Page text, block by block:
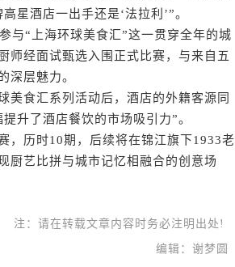
星酒店一出手还是‘法拉利’”。
“上海环球美食汇”这一贯穿全年的城
师经面试甄选入围正式比赛，与来自五
深层魅力。
食汇系列活动后，酒店的外籍客源同
升了酒店餐饮的市场吸引力”。
历时10期，后续将在锦江旗下1933老
厨艺比拼与城市记忆相融合的创意场
注：请在转载文章内容时务必注明出处!
编辑：谢梦圆